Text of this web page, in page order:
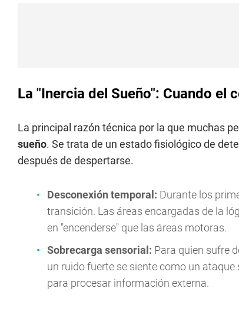
La "Inercia del Sueño": Cuando el
La principal razón técnica por la que muchas
sueño. Se trata de un estado fisiológico de
después de despertarse.
Desconexión temporal: Durante los
transición. Las áreas encargadas de la
en "encenderse" que las áreas motoras.
Sobrecarga sensorial: Para quien sufre
un ruido fuerte se siente como un
para procesar información externa.